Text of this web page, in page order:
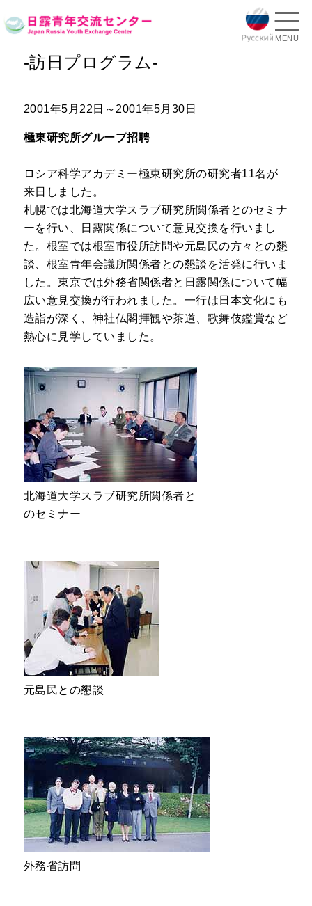
MENU
-訪日プログラム-
2001年5月22日～2001年5月30日
極東研究所グループ招聘
ロシア科学アカデミー極東研究所の研究者11名が
来日しました。
札幌では北海道大学スラブ研究所関係者とのセミナ
ーを行い、日露関係について意見交換を行いまし
た。根室では根室市役所訪問や元島民の方々との懇
談、根室青年会議所関係者との懇談を活発に行いま
した。東京では外務省関係者と日露関係について幅
広い意見交換が行われました。一行は日本文化にも
造詣が深く、神社仏閣拝観や茶道、歌舞伎鑑賞など
熱心に見学していました。
北海道大学スラブ研究所関係者と
のセミナー
元島民との懇談
外務省訪問